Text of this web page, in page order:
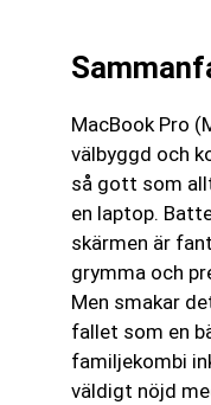
MacBook Pro
välbyggd och
så gott som
en laptop.
skärmen är
grymma och
Men smakar
fallet som en
familjekombi
väldigt nöjd